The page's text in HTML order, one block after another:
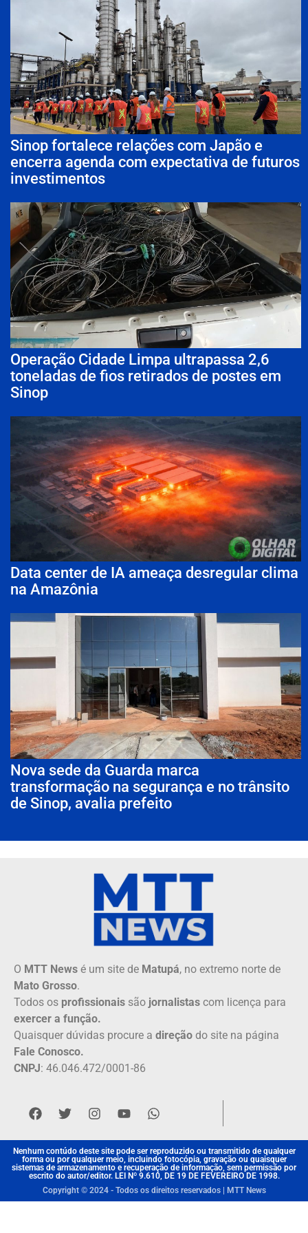
Sinop fortalece relações com Japão e
encerra agenda com expectativa de futuros
investimentos
Operação Cidade Limpa ultrapassa 2,6
toneladas de fios retirados de postes em
Sinop
Data center de IA ameaça desregular clima
na Amazônia
Nova sede da Guarda marca
transformação na segurança e no trânsito
de Sinop, avalia prefeito
O MTT News é um site de Matupá, no extremo norte de
Mato Grosso.
Todos os profissionais são jornalistas com licença para
exercer a função.
Quaisquer dúvidas procure a direção do site na página
Fale Conosco.
CNPJ: 46.046.472/0001-86
Nenhum contúdo deste site pode ser reproduzido ou transmitido de qualquer
forma ou por qualquer meio, incluindo fotocópia, gravação ou quaisquer
sistemas de armazenamento e recuperação de informação, sem permissão por
escrito do autor/editor. LEI Nº 9.610, DE 19 DE FEVEREIRO DE 1998.
Copyright © 2024 - Todos os direitos reservados | MTT News